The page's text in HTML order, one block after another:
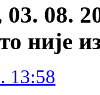
08.
није
13:58